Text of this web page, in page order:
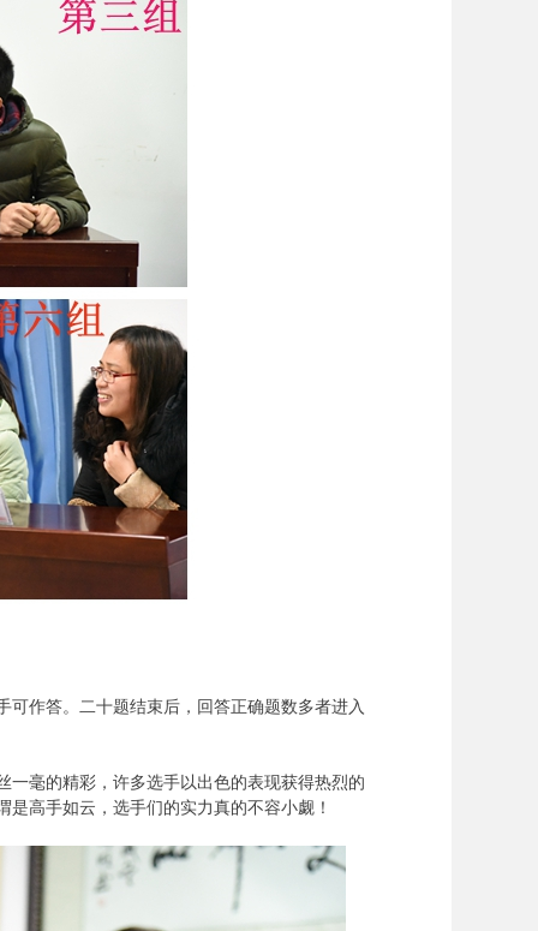
作答。二十题结束后，回答正确题数多者进入
毫的精彩，许多选手以出色的表现获得热烈的
高手如云，选手们的实力真的不容小觑！